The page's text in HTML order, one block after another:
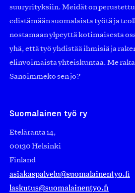
suuryrityksiin. Meidät on
edistämään suomalaista työtä ja
nostamaan ylpeyttä kotimaisesta
yhä, että työ yhdistää ihmisiä ja
elinvoimaista yhteiskuntaa. Me
Sanoimmeko sen jo?
Suomalainen työ ry
Eteläranta 14,
00130 Helsinki
Finland
asiakaspalvelu@suomalainentyo.fi
laskutus@suomalainentyo.fi